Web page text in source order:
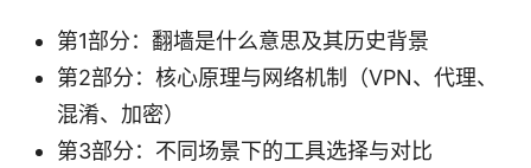
第1部分：翻墙是什么意思及其历史背景
第2部分：核心原理与网络机制（VPN、代理、
混淆、加密）
第3部分：不同场景下的工具选择与对比